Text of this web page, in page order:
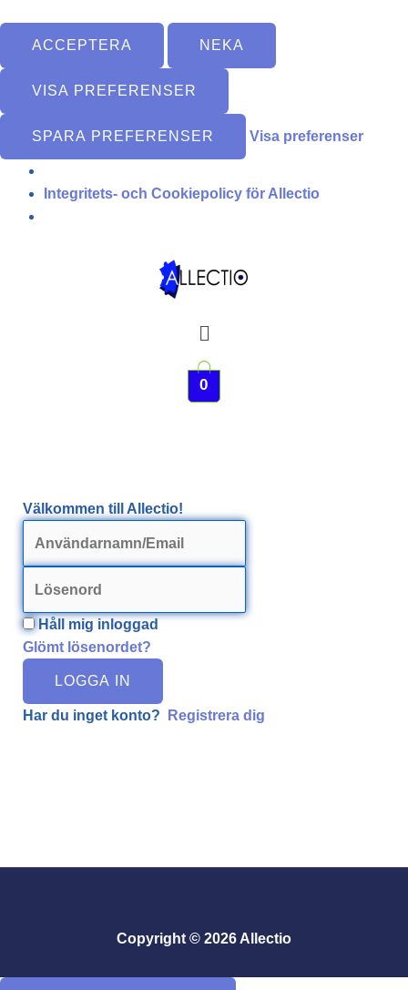
ACCEPTERA NEKA
VISA PREFERENSER
SPARA PREFERENSER Visa preferenser
Integritets- och Cookiepolicy för Allectio
Meny
0
Välkommen till Allectio!
Håll mig inloggad
Glömt lösenordet?
LOGGA IN
Har du inget konto? Registrera dig
Copyright © 2026 Allectio